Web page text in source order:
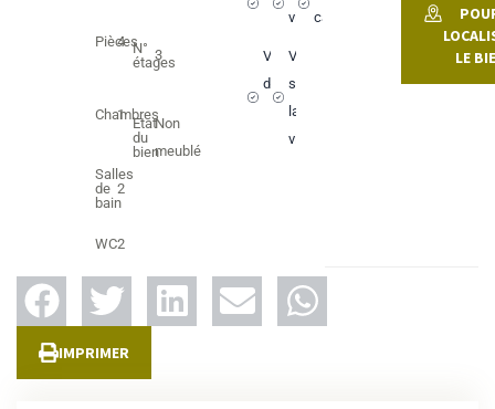
Pièces
4
Chambres
1
Salles
de
bain
2
WC2
N°
étages
3
Etat
du
bien
Non
meublé
visiteurscâblage
Vue
dégagée
Vue
sur
la
ville
LE
IMPRIMER